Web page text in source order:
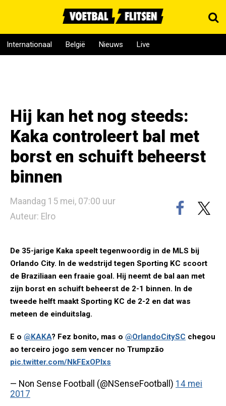
Internationaal België Nieuws Live
Hij kan het nog steeds:
Kaka controleert bal met
borst en schuift beheerst
binnen
Maandag 15 mei, 07:00 uur
Auteur: Elro
De 35-jarige Kaka speelt tegenwoordig in de MLS bij
Orlando City. In de wedstrijd tegen Sporting KC scoort
de Braziliaan een fraaie goal. Hij neemt de bal aan met
zijn borst en schuift beheerst de 2-1 binnen. In de
tweede helft maakt Sporting KC de 2-2 en dat was
meteen de einduitslag.
E o @KAKA? Fez bonito, mas o @OrlandoCitySC chegou
ao terceiro jogo sem vencer no Trumpzão
pic.twitter.com/NkFExOPlxs
— Non Sense Football (@NSenseFootball) 14 mei
2017